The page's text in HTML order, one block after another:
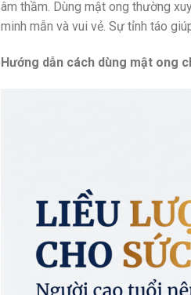
âm thầm. Dùng mật ong thường
minh mẫn và vui vẻ. Sự tỉnh táo
Hướng dẫn cách dùng mật ong